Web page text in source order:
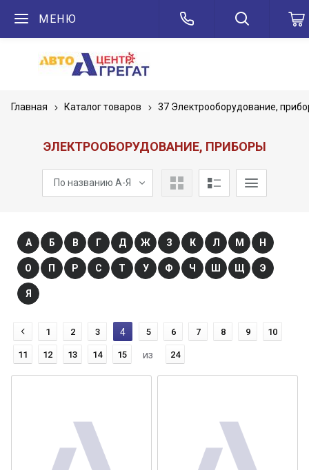
МЕНЮ
Главная Каталог товаров 37 Электрооборудование,
ЭЛЕКТРООБОРУДОВАНИЕ, ПРИБОРЫ
По названию А-Я
А Б В Г Д Ж З К Л М Н
О П Р С Т У Ф Ч Ш Щ Э
Я
1 2 3 4 5 6 7 8 9 10
11 12 13 14 15 из 24